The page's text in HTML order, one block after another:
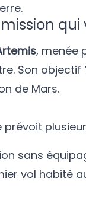
, menée
Son objectif
de Mars.
sans
vol habité